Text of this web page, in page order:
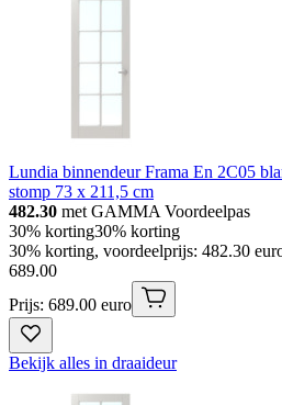
Lundia binnendeur Frama En 2C05
stomp 73 x 211,5 cm
482.30 met GAMMA Voordeelpas
30% korting30% korting
30% korting, voordeelprijs: 482.30
689.00
Prijs: 689.00 euro
Bekijk alles in draaideur